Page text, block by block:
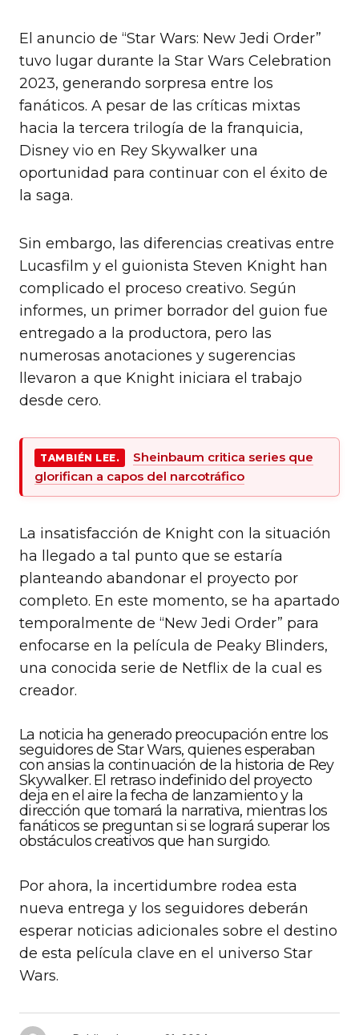
El anuncio de “Star Wars: New Jedi Order”
tuvo lugar durante la Star Wars Celebration
2023, generando sorpresa entre los
fanáticos. A pesar de las críticas mixtas
hacia la tercera trilogía de la franquicia,
Disney vio en Rey Skywalker una
oportunidad para continuar con el éxito de
la saga.
Sin embargo, las diferencias creativas entre
Lucasfilm y el guionista Steven Knight han
complicado el proceso creativo. Según
informes, un primer borrador del guion fue
entregado a la productora, pero las
numerosas anotaciones y sugerencias
llevaron a que Knight iniciara el trabajo
desde cero.
TAMBIÉN LEE.
Sheinbaum critica series que
glorifican a capos del narcotráfico
La insatisfacción de Knight con la situación
ha llegado a tal punto que se estaría
planteando abandonar el proyecto por
completo. En este momento, se ha apartado
temporalmente de “New Jedi Order” para
enfocarse en la película de Peaky Blinders,
una conocida serie de Netflix de la cual es
creador.
La noticia ha generado preocupación entre los
seguidores de Star Wars, quienes esperaban
con ansias la continuación de la historia de Rey
Skywalker. El retraso indefinido del proyecto
deja en el aire la fecha de lanzamiento y la
dirección que tomará la narrativa, mientras los
fanáticos se preguntan si se logrará superar los
obstáculos creativos que han surgido.
Por ahora, la incertidumbre rodea esta
nueva entrega y los seguidores deberán
esperar noticias adicionales sobre el destino
de esta película clave en el universo Star
Wars.